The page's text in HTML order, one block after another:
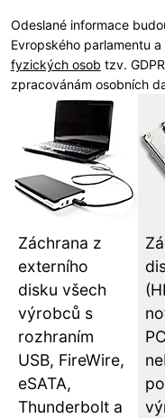
Odeslané informace
Evropského parlamentu
fyzických osob tzv.
zpracovánám osobních
Záchrana z
externího
disku všech
výrobců s
rozhraním
USB, FireWire,
eSATA,
Thunderbolt a